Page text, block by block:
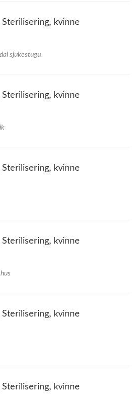
kvinne
sjukestugu
kvinne
kvinne
kvinne
kvinne
kvinne